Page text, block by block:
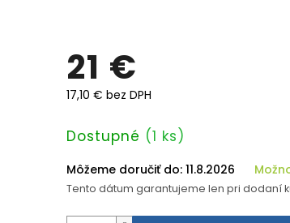
21 €
17,10 € bez DPH
Jednotková
Dostupné (1 ks)
Môžeme doručiť do: 11.8.2026
Tento dátum garantujeme len pri dodaní